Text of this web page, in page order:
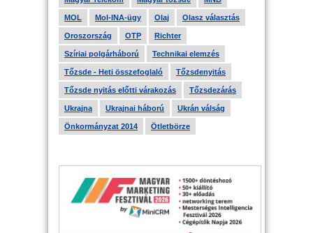
MOL Mol-INA-ügy Olaj Olasz választás
Oroszország OTP Richter
Szíriai polgárháború Technikai elemzés
Tőzsde - Heti összefoglaló Tőzsdenyitás
Tőzsde nyitás előtti várakozás Tőzsdezárás
Ukrajna Ukrajnai háború Ukrán válság
Önkormányzat 2014 Ötletbörze